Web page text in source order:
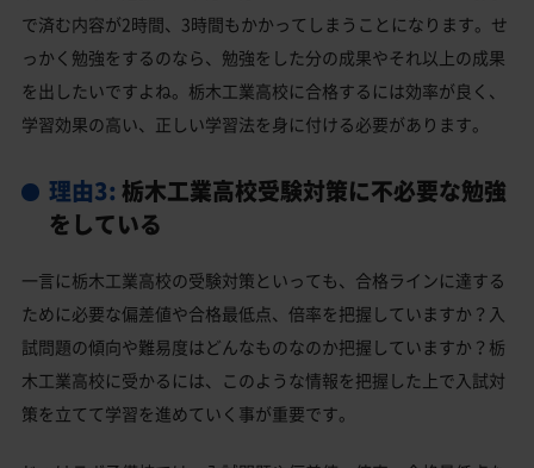
で済む内容が2時間、3時間もかかってしまうことになります。せ
っかく勉強をするのなら、勉強をした分の成果やそれ以上の成果
を出したいですよね。栃木工業高校に合格するには効率が良く、
学習効果の高い、正しい学習法を身に付ける必要があります。
理由3: 栃木工業高校受験対策に不必要な勉強
をしている
一言に栃木工業高校の受験対策といっても、合格ラインに達する
ために必要な偏差値や合格最低点、倍率を把握していますか？入
試問題の傾向や難易度はどんなものなのか把握していますか？栃
木工業高校に受かるには、このような情報を把握した上で入試対
策を立てて学習を進めていく事が重要です。